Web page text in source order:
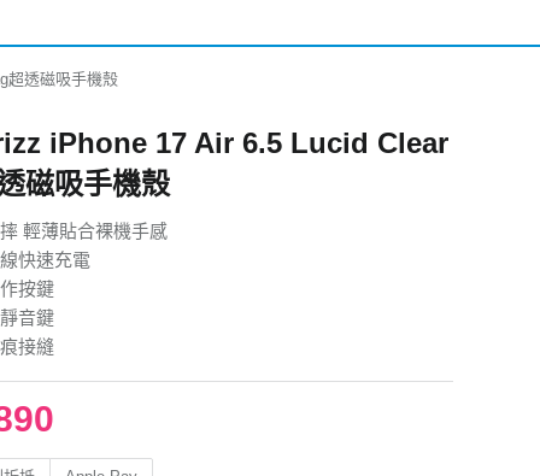
超透磁吸手機殼
iPhone 17 Air 6.5 Lucid Clear
磁吸手機殼
輕薄貼合裸機手感
快速充電
按鍵
音鍵
接縫